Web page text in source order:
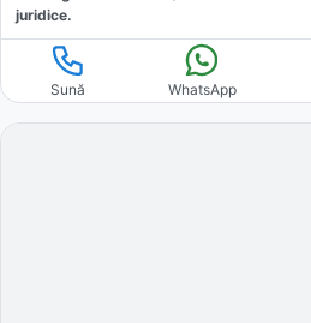
juridice.
Sună WhatsApp